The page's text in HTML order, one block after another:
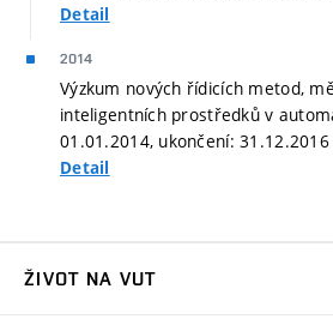
Detail
2014
Výzkum nových řídicích metod,
inteligentních prostředků v
01.01.2014, ukončení: 31.12.2016
Detail
ŽIVOT NA VUT